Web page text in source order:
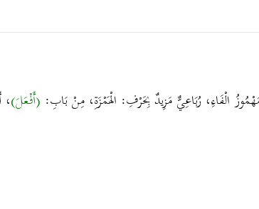
الْفَاءِ، رُبَاعِيٌّ مَزِيدٌ بِحَرْفِ: الْهَمْزَةِ، مِنْ بَابِ: (أَفْعَلَ)